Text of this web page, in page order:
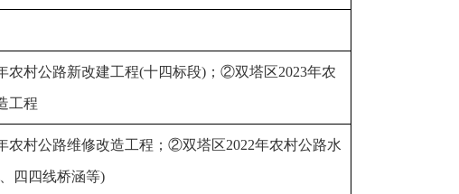
农村公路新改建工程(十四标段)；②双塔区2023年农
工程
农村公路维修改造工程；②双塔区2022年农村公路水
四四线桥涵等)